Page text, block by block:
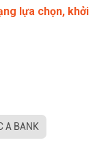
lựa chọn, khởi
A BANK